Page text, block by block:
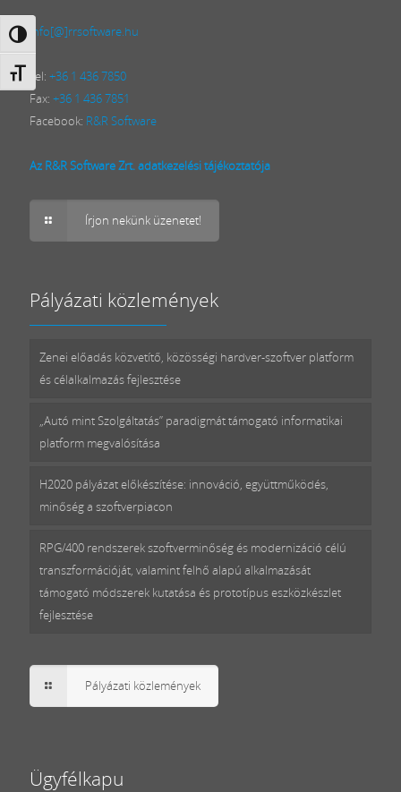
Nagy kontraszt váltása
Betűméret váltása
info[@]rrsoftware.hu
Tel: +36 1 436 7850
Fax: +36 1 436 7851
Facebook: R&R Software
Az R&R Software Zrt. adatkezelési tájékoztatója
Írjon nekünk üzenetet!
Pályázati közlemények
Zenei előadás közvetítő, közösségi hardver-szoftver platform
és célalkalmazás fejlesztése
„Autó mint Szolgáltatás” paradigmát támogató informatikai
platform megvalósítása
H2020 pályázat előkészítése: innováció, együttműködés,
minőség a szoftverpiacon
RPG/400 rendszerek szoftverminőség és modernizáció célú
transzformációját, valamint felhő alapú alkalmazását
támogató módszerek kutatása és prototípus eszközkészlet
fejlesztése
Pályázati közlemények
Ügyfélkapu